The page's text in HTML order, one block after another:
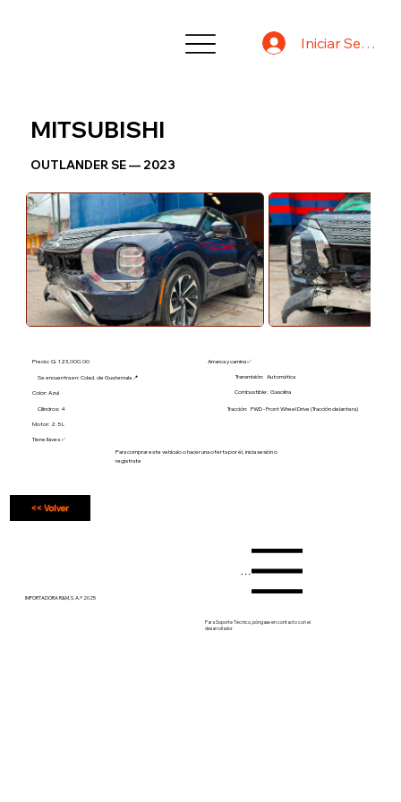
Iniciar Sesión
Color: Azul
Motor: 2.5 L
Transmisión:
Combustible:
Tracción:
Automática
FWD - Front Wheel Drive (Tracción delantera)
Gasolina
Tiene llaves ✅
Arranca y camina ✅
Precio: Q. 123,000.00
Se encuentra en: Cdad. de Guatemala 📍
Cilindros: 4
<< Volver
Para comprar este vehículo o hacer una oferta por él, inicia sesión o
regístrate
MITSUBISHI
OUTLANDER SE — 2023
IMPORTADORA R&M, S. A.® 2025
Menu
Para Soporte Técnico, póngase en contacto con el
desarrollador